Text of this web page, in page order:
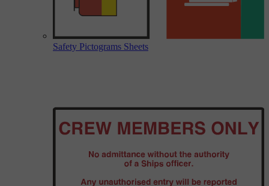
Safety Pictograms Sheets